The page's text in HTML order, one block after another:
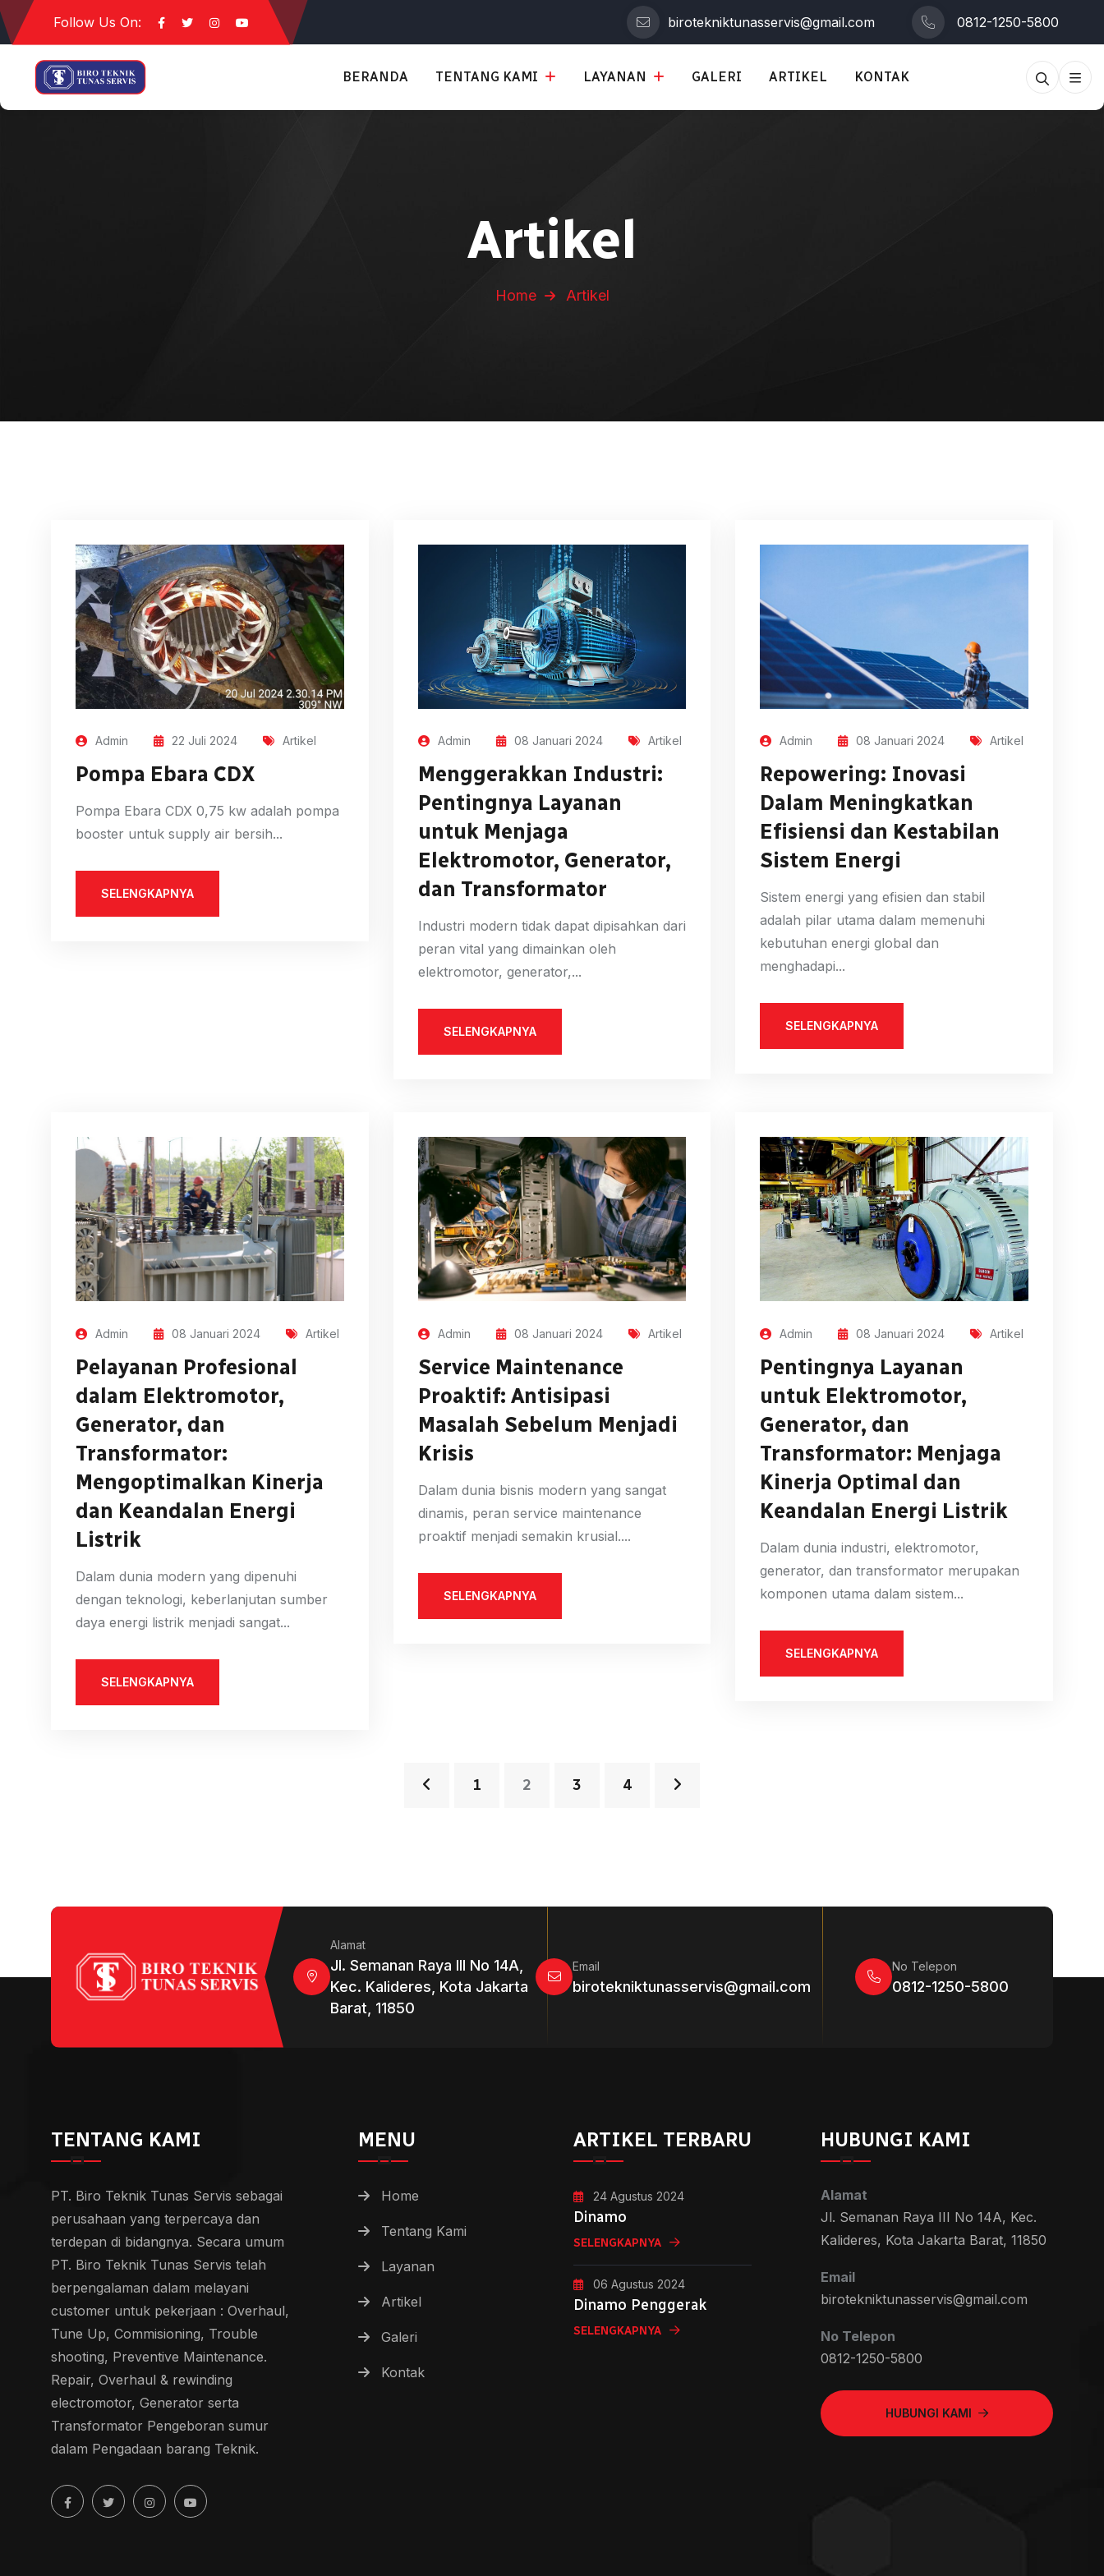
Follow Us On: birotekniktunasservis@gmail.com 0812-1250-5800
BERANDA TENTANG KAMI LAYANAN GALERI ARTIKEL KONTAK
Artikel
Home Artikel
Admin 22 Juli 2024 Artikel
Pompa Ebara CDX
Pompa Ebara CDX 0,75 kw adalah pompa
booster untuk supply air bersih...
SELENGKAPNYA
Admin 08 Januari 2024 Artikel
Menggerakkan Industri:
Pentingnya Layanan
untuk Menjaga
Elektromotor, Generator,
dan Transformator
Industri modern tidak dapat dipisahkan dari
peran vital yang dimainkan oleh
elektromotor, generator,...
SELENGKAPNYA
Admin 08 Januari 2024 Artikel
Repowering: Inovasi
Dalam Meningkatkan
Efisiensi dan Kestabilan
Sistem Energi
Sistem energi yang efisien dan stabil
adalah pilar utama dalam memenuhi
kebutuhan energi global dan
menghadapi...
SELENGKAPNYA
Admin 08 Januari 2024 Artikel
Pelayanan Profesional
dalam Elektromotor,
Generator, dan
Transformator:
Mengoptimalkan Kinerja
dan Keandalan Energi
Listrik
Dalam dunia modern yang dipenuhi
dengan teknologi, keberlanjutan sumber
daya energi listrik menjadi sangat...
SELENGKAPNYA
Admin 08 Januari 2024 Artikel
Service Maintenance
Proaktif: Antisipasi
Masalah Sebelum Menjadi
Krisis
Dalam dunia bisnis modern yang sangat
dinamis, peran service maintenance
proaktif menjadi semakin krusial....
SELENGKAPNYA
Admin 08 Januari 2024 Artikel
Pentingnya Layanan
untuk Elektromotor,
Generator, dan
Transformator: Menjaga
Kinerja Optimal dan
Keandalan Energi Listrik
Dalam dunia industri, elektromotor,
generator, dan transformator merupakan
komponen utama dalam sistem...
SELENGKAPNYA
1 2 3 4
Alamat
Jl. Semanan Raya III No 14A,
Kec. Kalideres, Kota Jakarta
Barat, 11850
Email
birotekniktunasservis@gmail.com
No Telepon
0812-1250-5800
TENTANG KAMI
PT. Biro Teknik Tunas Servis sebagai
perusahaan yang terpercaya dan
terdepan di bidangnya. Secara umum
PT. Biro Teknik Tunas Servis telah
berpengalaman dalam melayani
customer untuk pekerjaan : Overhaul,
Tune Up, Commisioning, Trouble
shooting, Preventive Maintenance.
Repair, Overhaul & rewinding
electromotor, Generator serta
Transformator Pengeboran sumur
dalam Pengadaan barang Teknik.
MENU
Home
Tentang Kami
Layanan
Artikel
Galeri
Kontak
ARTIKEL TERBARU
24 Agustus 2024
Dinamo
SELENGKAPNYA
06 Agustus 2024
Dinamo Penggerak
SELENGKAPNYA
HUBUNGI KAMI
Alamat
Jl. Semanan Raya III No 14A, Kec.
Kalideres, Kota Jakarta Barat, 11850
Email
birotekniktunasservis@gmail.com
No Telepon
0812-1250-5800
HUBUNGI KAMI